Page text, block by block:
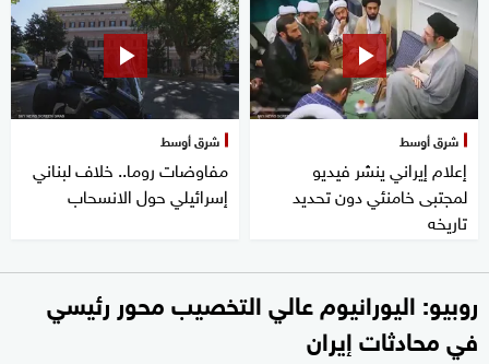
شرق أوسط
إعلام إيراني ينشر فيديو
لمجتبى خامنئي دون تحديد
تاريخه
شرق أوسط
مفاوضات روما.. خلاف لبناني
إسرائيلي حول الانسحاب
روبيو: اليورانيوم عالي التخصيب محور رئيسي
في محادثات إيران